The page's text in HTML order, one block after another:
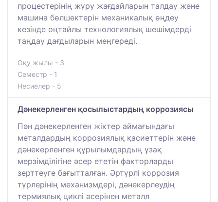
процестерінің жүру жағдайларын талдау және
машина бөлшектерін механикалық өңдеу
кезінде оңтайлы технологиялық шешімдерді
таңдау дағдыларын меңгереді.
Оқу жылы - 3
Семестр - 1
Несиелер - 5
Дәнекерленген қосылыстардың коррозиясы
Пән дәнекерленген жіктер аймағындағы
металдардың коррозиялық қасиеттерін және
дәнекерленген құрылымдардың ұзақ
мерзімділігіне әсер ететін факторларды
зерттеуге бағытталған. Әртүрлі коррозия
түрлерінің механизмдері, дәнекерлеудің
термиялық циклі әсерінен металл